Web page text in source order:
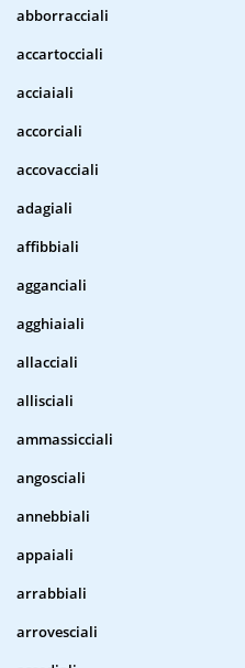
abborracciali
accartocciali
acciaiali
accorciali
accovacciali
adagiali
affibbiali
agganciali
agghiaiali
allacciali
allisciali
ammassicciali
angosciali
annebbiali
appaiali
arrabbiali
arrovesciali